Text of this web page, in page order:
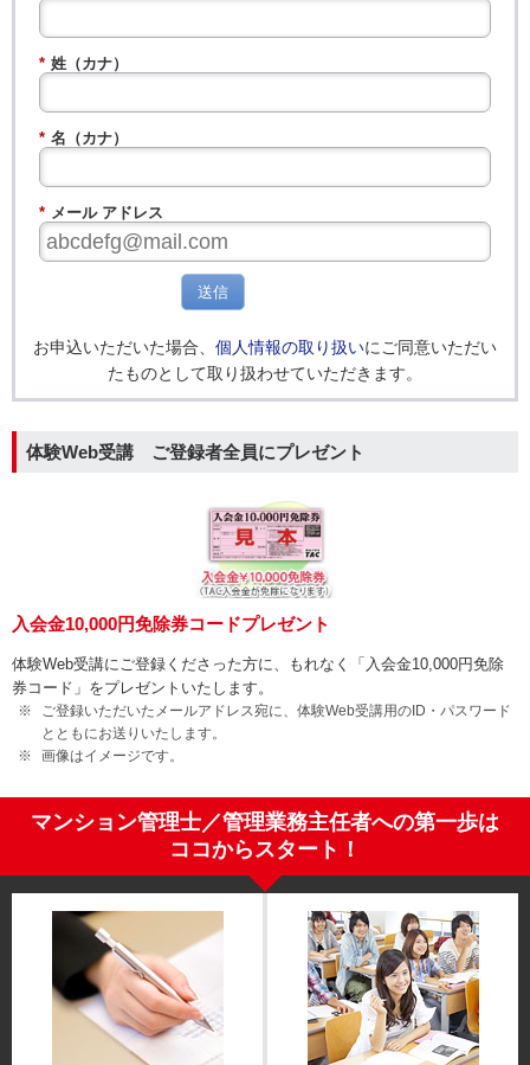
* 姓（カナ）
* 名（カナ）
* メール アドレス
送信
お申込いただいた場合、 個人情報の取り扱いにご同意いただい
たものとして取り扱わせていただきます。
体験Web受講 ご登録者全員にプレゼント
入会金10,000円免除券コードプレゼント
体験Web受講にご登録くださった方に、もれなく「入会金10,000円免除
券コード」をプレゼントいたします。
ご登録いただいたメールアドレス宛に、体験Web受講用のID・パスワード
とともにお送りいたします。
画像はイメージです。
マンション管理士／管理業務主任者への第一歩は
ココからスタート！